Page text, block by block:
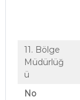
11. Bölge
Müdürlüğ
ü
No